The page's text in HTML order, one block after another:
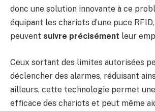
donc une solution innovante à ce
équipant les chariots d’une puce
peuvent suivre précisément leur
Ceux sortant des limites autorisées
déclencher des alarmes, réduisant
ailleurs, cette technologie permet
efficace des chariots et peut même